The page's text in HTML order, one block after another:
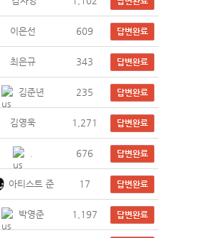
이은선 609 답변완료
최은규 343 답변완료
김준년 235 답변완료
김영욱 1,271 답변완료
676 답변완료
아티스트 준 17 답변완료
박영준 1,197 답변완료